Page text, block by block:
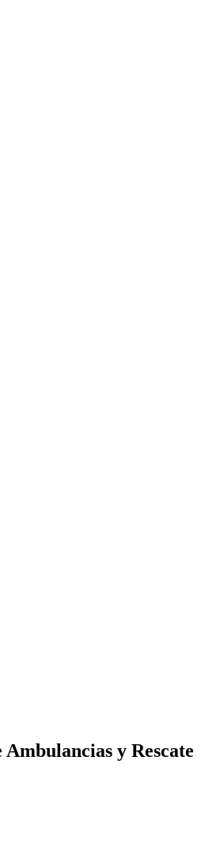
y Rescate